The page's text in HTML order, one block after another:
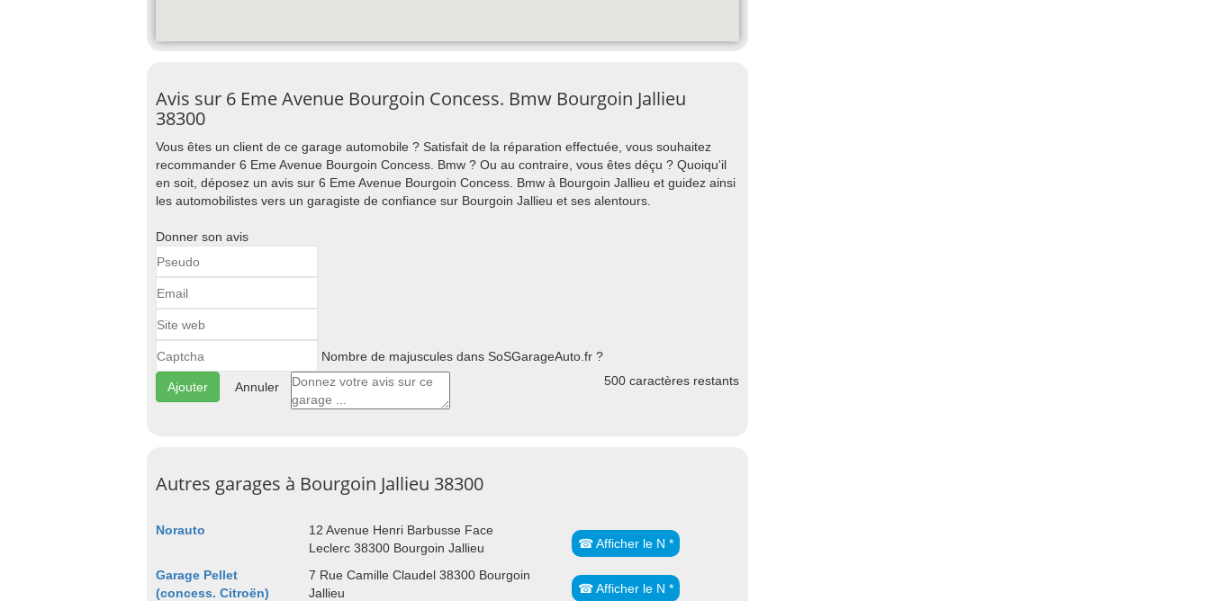
Avis sur 6 Eme Avenue Bourgoin Concess. Bmw Bourgoin Jallieu
38300
Vous êtes un client de ce garage automobile ? Satisfait de la réparation effectuée, vous souhaitez
recommander 6 Eme Avenue Bourgoin Concess. Bmw ? Ou au contraire, vous êtes déçu ? Quoiqu'il
en soit, déposez un avis sur 6 Eme Avenue Bourgoin Concess. Bmw à Bourgoin Jallieu et guidez ainsi
les automobilistes vers un garagiste de confiance sur Bourgoin Jallieu et ses alentours.
Donner son avis
Nombre de majuscules dans SoSGarageAuto.fr ?
Annuler 500 caractères restants
Autres garages à Bourgoin Jallieu 38300
Norauto
12 Avenue Henri Barbusse Face
Leclerc 38300 Bourgoin Jallieu
☎ Afficher le N *
Garage Pellet
(concess. Citroën)
7 Rue Camille Claudel 38300 Bourgoin
Jallieu
☎ Afficher le N *